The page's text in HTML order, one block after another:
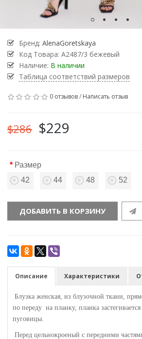
Бренд: AlenaGoretskaya
Код Товара: А2487/3 бежевый
Наличие: В наличии
Таблица соответствий размеров
0 отзывов/ Написать отзыв
$286 $229
Размер
42
44 48 52
ДОБАВИТЬ В КОРЗИНУ
Описание Характеристики
Блузка женская, из блузочной ткани,
по переду на планку, планка
пуговицы.
Перед цельнокроеный с передними